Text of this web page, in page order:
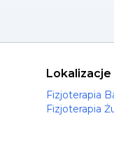
Lokalizacje
Fizjoterapia
Fizjoterapia